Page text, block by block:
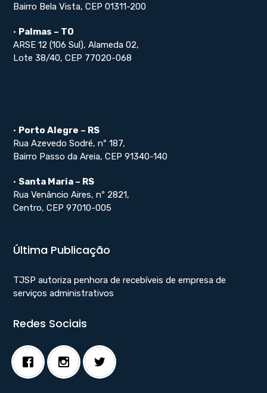
Bairro Bela Vista, CEP 01311-200
• Palmas – TO
ARSE 12 (106 Sul), Alameda 02,
Lote 38/40, CEP 77020-068
• Porto Alegre – RS
Rua Azevedo Sodré, nº 187,
Bairro Passo da Areia, CEP 91340-140
• Santa Maria – RS
Rua Venâncio Aires, nº 2821,
Centro, CEP 97010-005
Última Publicação
TJSP autoriza penhora de recebíveis de empresa de
serviços administrativos
Redes Sociais